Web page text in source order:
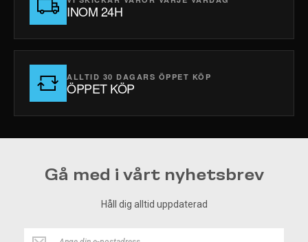
INOM 24H
ALLTID 30 DAGARS ÖPPET KÖP
ÖPPET KÖP
Gå med i vårt nyhetsbrev
Håll dig alltid uppdaterad
Håll